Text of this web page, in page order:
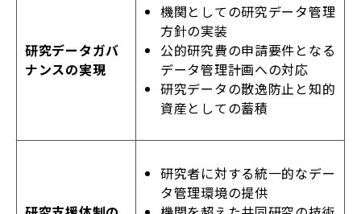
研究データガバ
ナンスの実現
機関としての研究データ管理
方針の実装
公的研究費の申請要件となる
データ管理計画への対応
研究データの散逸防止と知的
資産としての蓄積
研究者に対する統一的なデー
タ管理環境の提供